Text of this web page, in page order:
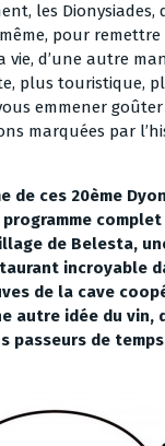
les
pour remettre
vie, d’une autre
plus touristique,
emmener
marquées par
de ces 20ème
programme
de Belesta,
incroyable
de la cave
autre idée du vin,
passeurs de